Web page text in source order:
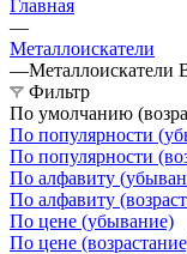
Главная
—
Металлоискатели
—Металлоискатели
Фильтр
По умолчанию
По популярности
По популярности
По алфавиту
По алфавиту
По цене (убывание)
По цене